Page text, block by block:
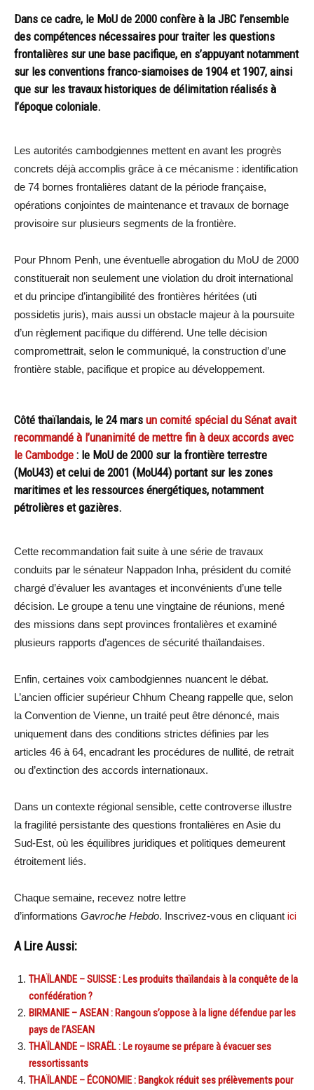
Dans ce cadre, le MoU de 2000 confère à la JBC l’ensemble
des compétences nécessaires pour traiter les questions
frontalières sur une base pacifique, en s’appuyant notamment
sur les conventions franco-siamoises de 1904 et 1907, ainsi
que sur les travaux historiques de délimitation réalisés à
l’époque coloniale.
Les autorités cambodgiennes mettent en avant les progrès
concrets déjà accomplis grâce à ce mécanisme : identification
de 74 bornes frontalières datant de la période française,
opérations conjointes de maintenance et travaux de bornage
provisoire sur plusieurs segments de la frontière.
Pour Phnom Penh, une éventuelle abrogation du MoU de 2000
constituerait non seulement une violation du droit international
et du principe d’intangibilité des frontières héritées (uti
possidetis juris), mais aussi un obstacle majeur à la poursuite
d’un règlement pacifique du différend. Une telle décision
compromettrait, selon le communiqué, la construction d’une
frontière stable, pacifique et propice au développement.
Côté thaïlandais, le 24 mars un comité spécial du Sénat avait
recommandé à l’unanimité de mettre fin à deux accords avec
le Cambodge : le MoU de 2000 sur la frontière terrestre
(MoU43) et celui de 2001 (MoU44) portant sur les zones
maritimes et les ressources énergétiques, notamment
pétrolières et gazières.
Cette recommandation fait suite à une série de travaux
conduits par le sénateur Nappadon Inha, président du comité
chargé d’évaluer les avantages et inconvénients d’une telle
décision. Le groupe a tenu une vingtaine de réunions, mené
des missions dans sept provinces frontalières et examiné
plusieurs rapports d’agences de sécurité thaïlandaises.
Enfin, certaines voix cambodgiennes nuancent le débat.
L’ancien officier supérieur Chhum Cheang rappelle que, selon
la Convention de Vienne, un traité peut être dénoncé, mais
uniquement dans des conditions strictes définies par les
articles 46 à 64, encadrant les procédures de nullité, de retrait
ou d’extinction des accords internationaux.
Dans un contexte régional sensible, cette controverse illustre
la fragilité persistante des questions frontalières en Asie du
Sud-Est, où les équilibres juridiques et politiques demeurent
étroitement liés.
Chaque semaine, recevez notre lettre
d’informations Gavroche Hebdo. Inscrivez-vous en cliquant ici
A Lire Aussi:
THAÏLANDE – SUISSE : Les produits thaïlandais à la conquête de la
confédération ?
BIRMANIE – ASEAN : Rangoun s’oppose à la ligne défendue par les
pays de l’ASEAN
THAÏLANDE – ISRAËL : Le royaume se prépare à évacuer ses
ressortissants
THAÏLANDE – ÉCONOMIE : Bangkok réduit ses prélèvements pour